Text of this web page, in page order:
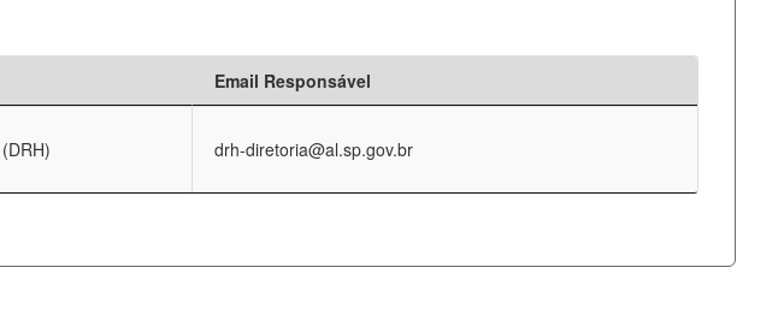
Email Responsável
drh-diretoria@al.sp.gov.br